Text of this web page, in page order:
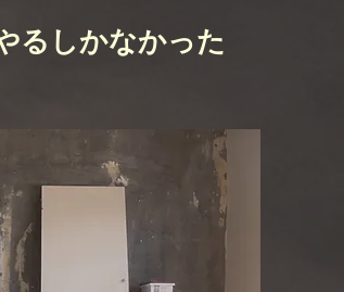
るしかなかった